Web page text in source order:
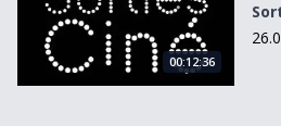
00:12:36